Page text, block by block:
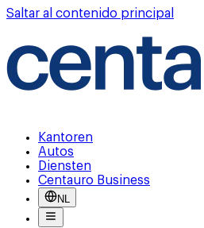
Saltar al contenido principal
Kantoren
Autos
Diensten
Centauro Business
NL